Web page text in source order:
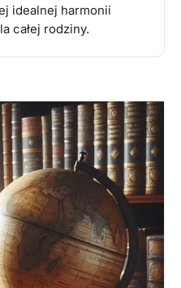
idealnej harmonii
całej rodziny.